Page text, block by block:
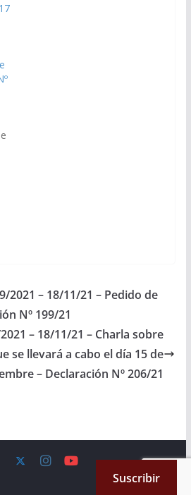
2021 – 18/11/21 – Pedido de
Nº 199/21
– 18/11/21 – Charla sobre
se llevará a cabo el día 15 de
– Declaración Nº 206/21
. All rights reserved.
Suscribir